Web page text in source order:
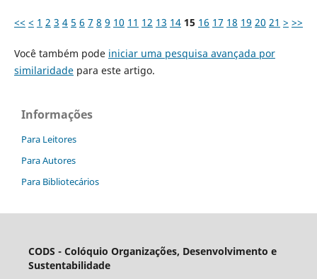
<< < 1 2 3 4 5 6 7 8 9 10 11 12 13 14 15 16 17 18 19 20 21 > >>
Você também pode iniciar uma pesquisa avançada por
similaridadepara este artigo.
Informações
Para Leitores
Para Autores
Para Bibliotecários
CODS - Colóquio Organizações, Desenvolvimento e
Sustentabilidade